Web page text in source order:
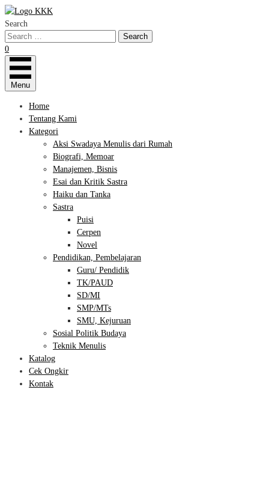
Search
0
Menu
Home
Tentang Kami
Kategori
Aksi Swadaya Menulis dari Rumah
Biografi, Memoar
Manajemen, Bisnis
Esai dan Kritik Sastra
Haiku dan Tanka
Sastra
Puisi
Cerpen
Novel
Pendidikan, Pembelajaran
Guru/ Pendidik
TK/PAUD
SD/MI
SMP/MTs
SMU, Kejuruan
Sosial Politik Budaya
Teknik Menulis
Katalog
Cek Ongkir
Kontak